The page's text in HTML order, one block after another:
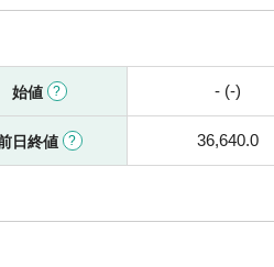
始値 - (-)
日終値 36,640.0